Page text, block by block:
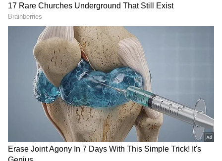
Image Credit :Cricket Australia
మార్ష్ కప్‌లో మెక్‌గుర్క్ సెంచరీ
ఆస్ట్రేలియాలో జరిగిన మార్ష్ కప్ టోర్నమెంట్‌లో జేక్ ఫ్రేజర్-
మెక్‌గుర్క్ అద్భుతమైన సెంచరీ సాధించాడు. అడిలైడ్‌లో
జరిగిన ఈ మ్యాచ్‌లో సౌత్ ఆస్ట్రేలియా, టాస్మానియా జట్లు
తలపడ్డాయి. ముందుగా బ్యాటింగ్ చేసిన టాస్మానియా 50
ఓవర్లలో 435 పరుగులు చేసింది. ఈ లక్ష్యాన్ని ఛేదించే
క్రమంలో ఇన్నింగ్స్ ప్రారంభించిన సౌత్ ఆస్ట్రేలియాకు